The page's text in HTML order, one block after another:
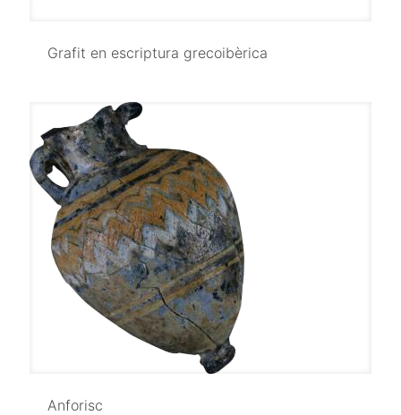
Grafit en escriptura grecoibèrica
Grafit en escriptura grecoibèrica
Anforisc